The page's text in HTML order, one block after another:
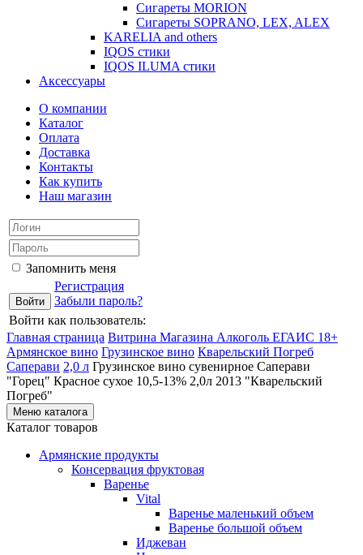
Сигареты MORION
Сигареты SOPRANO, LEX, ALEX
KARELIA and others
IQOS стики
IQOS ILUMA стики
Аксессуары
О компании
Каталог
Оплата
Доставка
Контакты
Как купить
Наш магазин
Запомнить меня
Регистрация
Забыли пароль?
Войти как пользователь:
Главная страница Витрина Магазина Алкоголь ЕГАИС 18+
Армянское вино Грузинское вино Кварельский Погреб
Саперави 2,0 л Грузинское вино сувенирное Саперави
"Горец" Красное сухое 10,5-13% 2,0л 2013 "Кварельский
Погреб"
Меню каталога
Каталог товаров
Армянские продукты
Консервация фруктовая
Варенье
Vital
Варенье маленький объем
Варенье большой объем
Иджеван